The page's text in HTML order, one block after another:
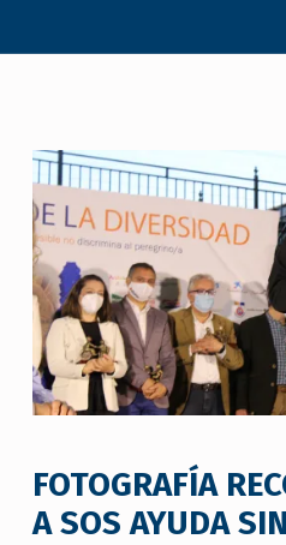
FOTOGRAFÍA
A SOS AYUDA